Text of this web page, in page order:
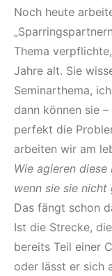
Noch heute
Thema
Jahre alt. Sie
Seminarthema,
dann können sie
perfekt die
arbeiten wir am
Wie agieren
wenn sie sie nicht
Das fängt schon
Ist die Strecke,
bereits Teil einer
oder lässt er sich